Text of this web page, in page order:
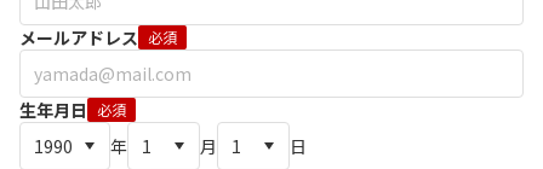
メールアドレス 必須
生年月日 必須
年 月
日